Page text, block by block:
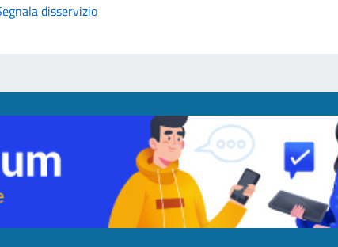
disservizio